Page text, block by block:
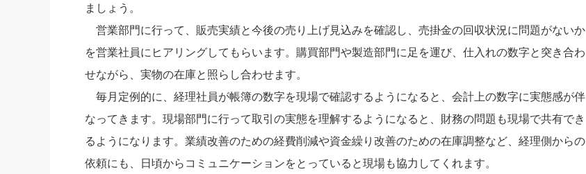
ましょう。
営業部門に行って、販売実績と今後の売り上げ見込みを確認し、売掛金の回収状況に問題がないか
を営業社員にヒアリングしてもらいます。購買部門や製造部門に足を運び、仕入れの数字と突き合わ
せながら、実物の在庫と照らし合わせます。
毎月定例的に、経理社員が帳簿の数字を現場で確認するようになると、会計上の数字に実態感が伴
なってきます。現場部門に行って取引の実態を理解するようになると、財務の問題も現場で共有でき
るようになります。業績改善のための経費削減や資金繰り改善のための在庫調整など、経理側からの
依頼にも、日頃からコミュニケーションをとっていると現場も協力してくれます。